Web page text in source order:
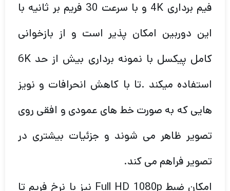
فیم برداری 4K و با سرعت 30 فریم بر ثانیه با
این دوربین امکان پذیر است و از بازخوانی
کامل پیکسل با نمونه برداری بیش از حد 6K
استفاده میکند .تا با کاهش انحرافات و نویز
هایی که به صورت خط های عمودی و افقی روی
تصویر ظاهر می شوند و جزئیات بیشتری در
تصویر فراهم می کند.
امکان ضبط Full HD 1080p نیز با نرخ فریم تا